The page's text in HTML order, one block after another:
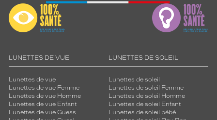
LUNETTES DE VUE
Lunettes de vue
Lunettes de vue Femme
Lunettes de vue Homme
Lunettes de vue Enfant
Lunettes de vue Guess
LUNETTES DE SOLEIL
Lunettes de soleil
Lunettes de soleil Femme
Lunettes de soleil Homme
Lunettes de soleil Enfant
Lunettes de soleil bébé